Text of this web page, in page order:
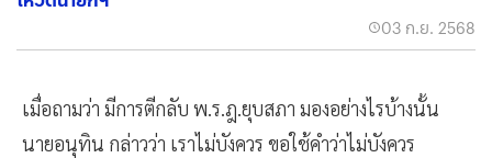
03 ก.ย. 2568
เมื่อถามว่า มีการตีกลับ พ.ร.ฎ.ยุบสภา มองอย่างไรบ้างนั้น
นายอนุทิน กล่าวว่า เราไม่บังควร ขอใช้คำว่าไม่บังควร